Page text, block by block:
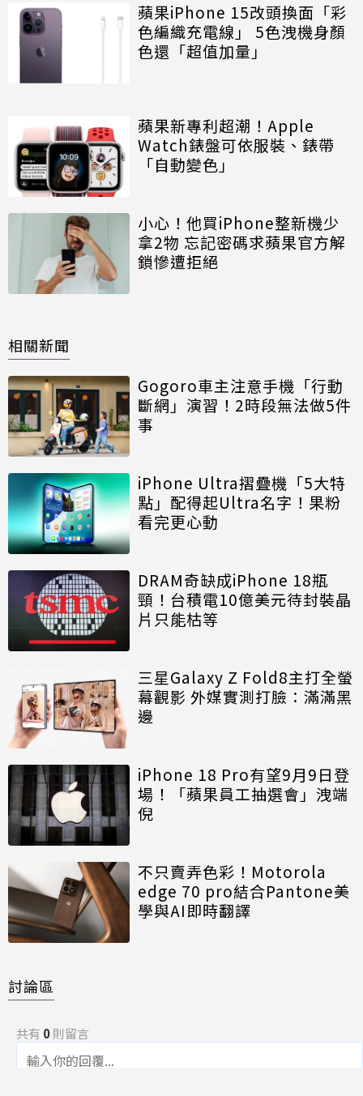
蘋果iPhone 15改頭換面「彩
色編織充電線」 5色洩機身顏
色還「超值加量」
蘋果新專利超潮！Apple
Watch錶盤可依服裝、錶帶
「自動變色」
小心！他買iPhone整新機少
拿2物 忘記密碼求蘋果官方解
鎖慘遭拒絕
相關新聞
Gogoro車主注意手機「行動
斷網」演習！2時段無法做5件
事
iPhone Ultra摺疊機「5大特
點」配得起Ultra名字！果粉
看完更心動
DRAM奇缺成iPhone 18瓶
頸！台積電10億美元待封裝晶
片只能枯等
三星Galaxy Z Fold8主打全螢
幕觀影 外媒實測打臉：滿滿黑
邊
iPhone 18 Pro有望9月9日登
場！「蘋果員工抽選會」洩端
倪
不只賣弄色彩！Motorola
edge 70 pro結合Pantone美
學與AI即時翻譯
討論區
共有 0則留言